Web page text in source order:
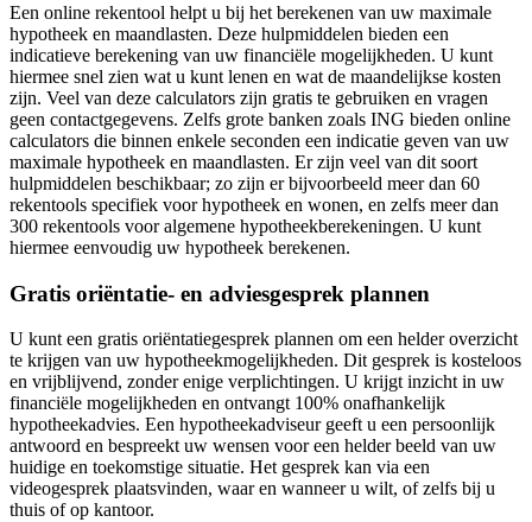
Een online rekentool helpt u bij het berekenen van uw maximale
hypotheek en maandlasten. Deze hulpmiddelen bieden een
indicatieve berekening van uw financiële mogelijkheden. U kunt
hiermee snel zien wat u kunt lenen en wat de maandelijkse kosten
zijn. Veel van deze calculators zijn gratis te gebruiken en vragen
geen contactgegevens. Zelfs grote banken zoals ING bieden online
calculators die binnen enkele seconden een indicatie geven van uw
maximale hypotheek en maandlasten. Er zijn veel van dit soort
hulpmiddelen beschikbaar; zo zijn er bijvoorbeeld meer dan 60
rekentools specifiek voor hypotheek en wonen, en zelfs meer dan
300 rekentools voor algemene hypotheekberekeningen. U kunt
hiermee eenvoudig uw hypotheek berekenen.
Gratis oriëntatie- en adviesgesprek plannen
U kunt een gratis oriëntatiegesprek plannen om een helder overzicht
te krijgen van uw hypotheekmogelijkheden. Dit gesprek is kosteloos
en vrijblijvend, zonder enige verplichtingen. U krijgt inzicht in uw
financiële mogelijkheden en ontvangt 100% onafhankelijk
hypotheekadvies. Een hypotheekadviseur geeft u een persoonlijk
antwoord en bespreekt uw wensen voor een helder beeld van uw
huidige en toekomstige situatie. Het gesprek kan via een
videogesprek plaatsvinden, waar en wanneer u wilt, of zelfs bij u
thuis of op kantoor.